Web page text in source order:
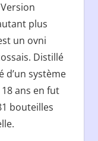
plus
un ovni
Distillé
système
ans en fut
bouteilles